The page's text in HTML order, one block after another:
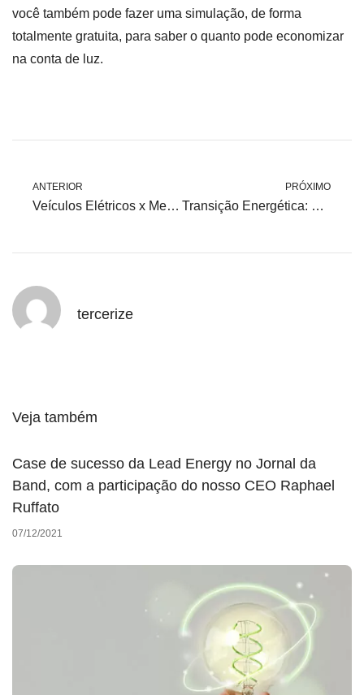
você também pode fazer uma simulação, de forma
totalmente gratuita, para saber o quanto pode economizar
na conta de luz.
ANTERIOR
Veículos Elétricos x Mercado Livre de Energia: Benefícios para o Mercado Brasileiro
PRÓXIMO
Transição Energética: Saiba por que ela pode ser interessante para a sua empresa
tercerize
Veja também
Case de sucesso da Lead Energy no Jornal da
Band, com a participação do nosso CEO Raphael
Ruffato
07/12/2021